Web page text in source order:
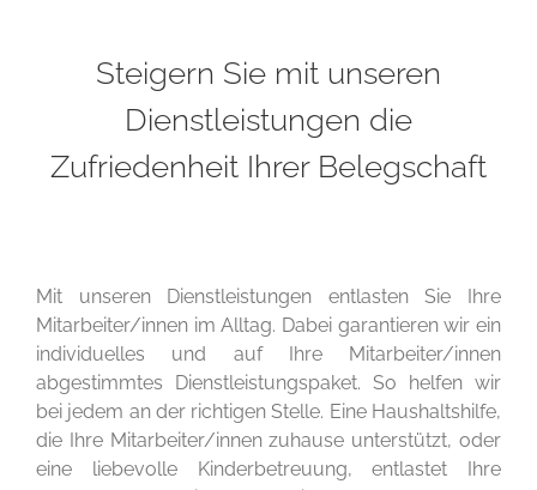
Steigern Sie mit unseren
Dienstleistungen die
Zufriedenheit Ihrer Belegschaft
Mit unseren Dienstleistungen entlasten Sie Ihre
Mitarbeiter/innen im Alltag. Dabei garantieren wir ein
individuelles und auf Ihre Mitarbeiter/innen
abgestimmtes Dienstleistungspaket. So helfen wir
bei jedem an der richtigen Stelle. Eine Haushaltshilfe,
die Ihre Mitarbeiter/innen zuhause unterstützt, oder
eine liebevolle Kinderbetreuung, entlastet Ihre